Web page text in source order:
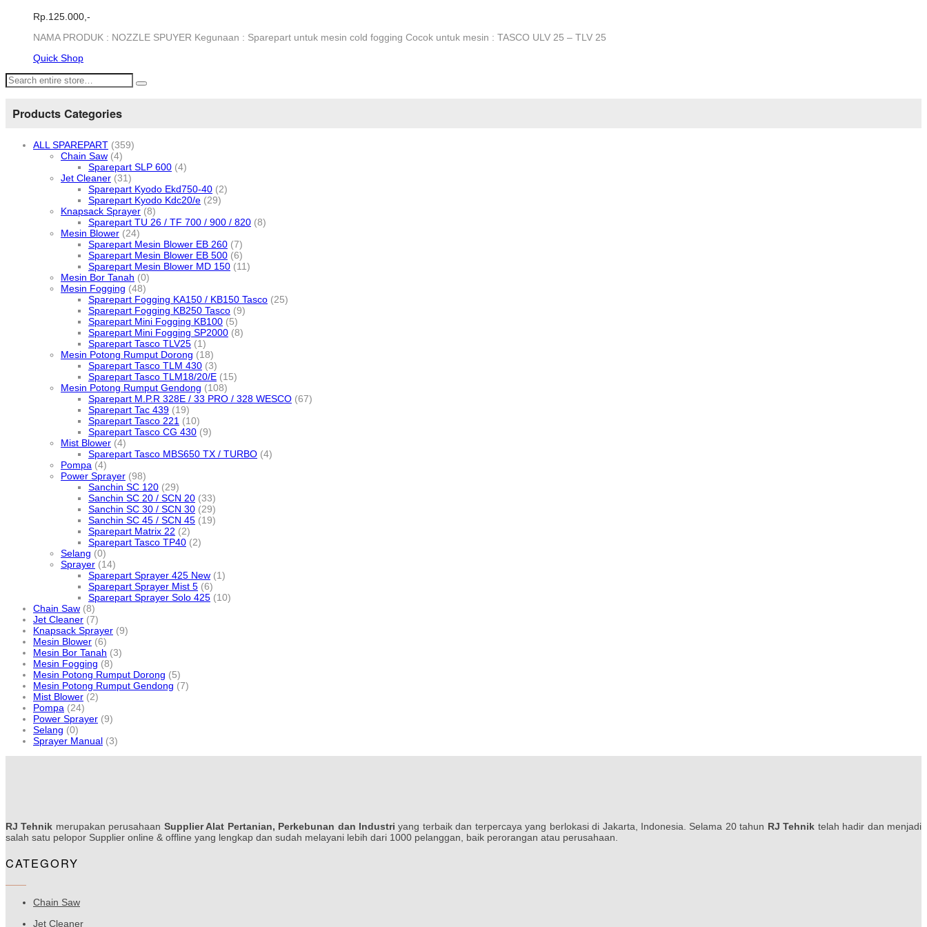
Rp. 125.000,-
NAMA PRODUK : NOZZLE SPUYER Kegunaan : Sparepart untuk mesin cold fogging Cocok untuk mesin : TASCO ULV 25 – TLV 25
Quick Shop
Products Categories
ALL SPAREPART (359)
Chain Saw (4)
Sparepart SLP 600 (4)
Jet Cleaner (31)
Sparepart Kyodo Ekd750-40 (2)
Sparepart Kyodo Kdc20/e (29)
Knapsack Sprayer (8)
Sparepart TU 26 / TF 700 / 900 / 820 (8)
Mesin Blower (24)
Sparepart Mesin Blower EB 260 (7)
Sparepart Mesin Blower EB 500 (6)
Sparepart Mesin Blower MD 150 (11)
Mesin Bor Tanah (0)
Mesin Fogging (48)
Sparepart Fogging KA150 / KB150 Tasco (25)
Sparepart Fogging KB250 Tasco (9)
Sparepart Mini Fogging KB100 (5)
Sparepart Mini Fogging SP2000 (8)
Sparepart Tasco TLV25 (1)
Mesin Potong Rumput Dorong (18)
Sparepart Tasco TLM 430 (3)
Sparepart Tasco TLM18/20/E (15)
Mesin Potong Rumput Gendong (108)
Sparepart M.P.R 328E / 33 PRO / 328 WESCO (67)
Sparepart Tac 439 (19)
Sparepart Tasco 221 (10)
Sparepart Tasco CG 430 (9)
Mist Blower (4)
Sparepart Tasco MBS650 TX / TURBO (4)
Pompa (4)
Power Sprayer (98)
Sanchin SC 120 (29)
Sanchin SC 20 / SCN 20 (33)
Sanchin SC 30 / SCN 30 (29)
Sanchin SC 45 / SCN 45 (19)
Sparepart Matrix 22 (2)
Sparepart Tasco TP40 (2)
Selang (0)
Sprayer (14)
Sparepart Sprayer 425 New (1)
Sparepart Sprayer Mist 5 (6)
Sparepart Sprayer Solo 425 (10)
Chain Saw (8)
Jet Cleaner (7)
Knapsack Sprayer (9)
Mesin Blower (6)
Mesin Bor Tanah (3)
Mesin Fogging (8)
Mesin Potong Rumput Dorong (5)
Mesin Potong Rumput Gendong (7)
Mist Blower (2)
Pompa (24)
Power Sprayer (9)
Selang (0)
Sprayer Manual (3)
RJ Tehnik merupakan perusahaan Supplier Alat Pertanian, Perkebunan dan Industri yang terbaik dan terpercaya yang berlokasi di Jakarta, Indonesia. Selama 20 tahun RJ Tehnik telah hadir dan menjadi
salah satu pelopor Supplier online & offline yang lengkap dan sudah melayani lebih dari 1000 pelanggan, baik perorangan atau perusahaan.
CATEGORY
Chain Saw
Jet Cleaner